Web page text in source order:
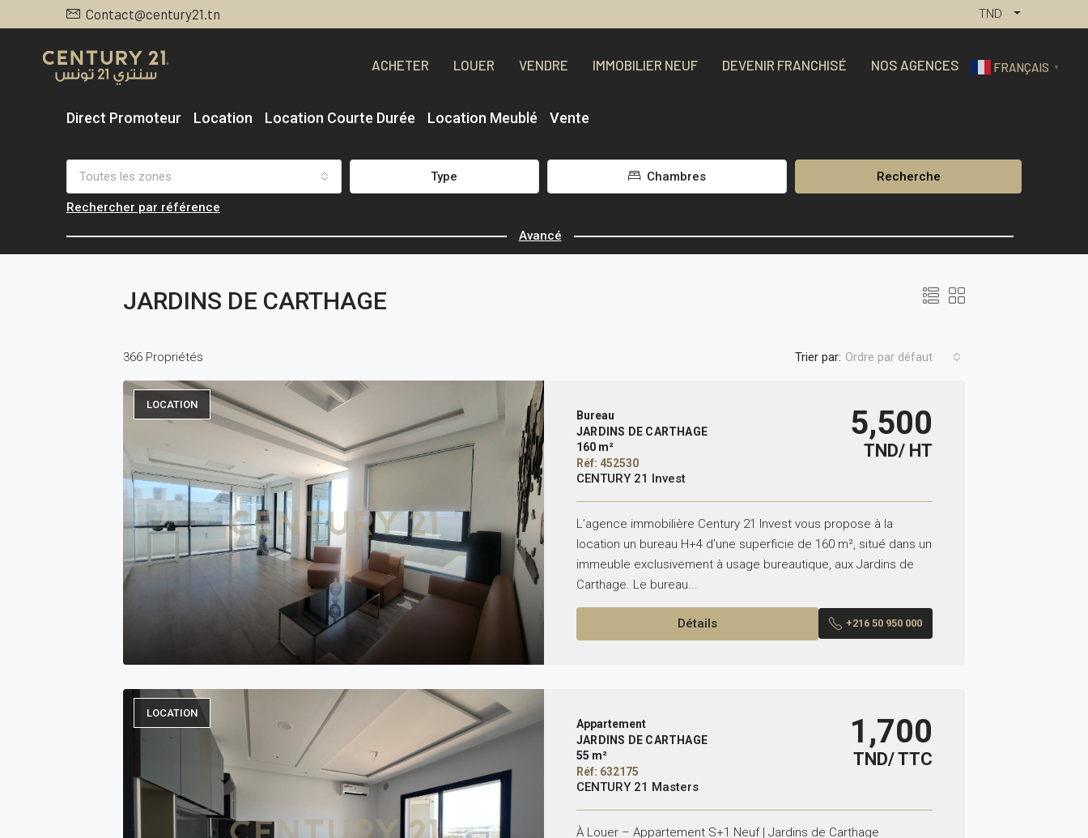
Contact@century21.tn TND
ACHETER LOUER VENDRE IMMOBILIER NEUF DEVENIR FRANCHISÉ NOS AGENCES FRANÇAIS ▼
Direct Promoteur Location Location Courte Durée Location Meublé Vente
Toutes les zones Type Chambres Recherche
Rechercher par référence
Avancé
JARDINS DE CARTHAGE
366 Propriétés Trier par: Ordre par défaut
LOCATION
Bureau
JARDINS DE CARTHAGE
160 m²
Réf: 452530
CENTURY 21 Invest
5,500
TND/ HT
L’agence immobilière Century 21 Invest vous propose à la
location un bureau H+4 d’une superficie de 160 m², situé dans un
immeuble exclusivement à usage bureautique, aux Jardins de
Carthage. Le bureau...
Détails +216 50 950 000
LOCATION
Appartement
JARDINS DE CARTHAGE
55 m²
Réf: 632175
CENTURY 21 Masters
1,700
TND/ TTC
À Louer – Appartement S+1 Neuf | Jardins de Carthage